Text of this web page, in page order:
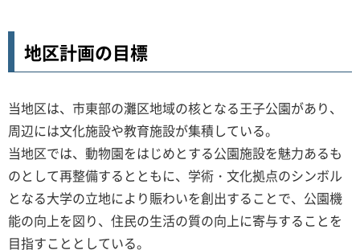
地区計画の目標
当地区は、市東部の灘区地域の核となる王子公園があり、
周辺には文化施設や教育施設が集積している。
当地区では、動物園をはじめとする公園施設を魅力あるも
のとして再整備するとともに、学術・文化拠点のシンボル
となる大学の立地により賑わいを創出することで、公園機
能の向上を図り、住民の生活の質の向上に寄与することを
目指すこととしている。